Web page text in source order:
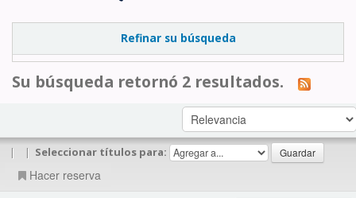
Refinar su búsqueda
Su búsqueda retornó 2 resultados.
| | Seleccionar títulos para:
Hacer reserva